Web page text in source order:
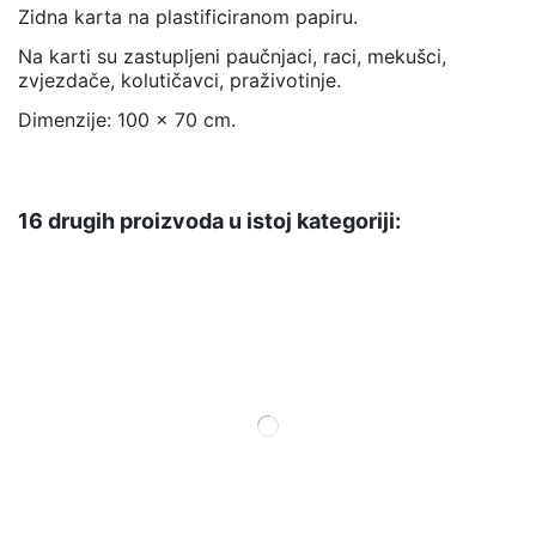
Zidna karta na plastificiranom papiru.
Na karti su zastupljeni paučnjaci, raci, mekušci,
zvjezdače, kolutičavci, praživotinje.
Dimenzije: 100 x 70 cm.
16 drugih proizvoda u istoj kategoriji: